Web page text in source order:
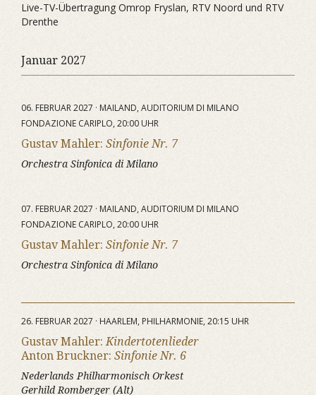
Live-TV-Übertragung Omrop Fryslan, RTV Noord und RTV
Drenthe
Januar 2027
06. FEBRUAR 2027 · MAILAND, AUDITORIUM DI MILANO
FONDAZIONE CARIPLO, 20:00 UHR
Gustav Mahler: Sinfonie Nr. 7
Orchestra Sinfonica di Milano
07. FEBRUAR 2027 · MAILAND, AUDITORIUM DI MILANO
FONDAZIONE CARIPLO, 20:00 UHR
Gustav Mahler: Sinfonie Nr. 7
Orchestra Sinfonica di Milano
26. FEBRUAR 2027 · HAARLEM, PHILHARMONIE, 20:15 UHR
Gustav Mahler:Kindertotenlieder
Anton Bruckner: Sinfonie Nr. 6
Nederlands Philharmonisch Orkest
Gerhild Romberger (Alt)